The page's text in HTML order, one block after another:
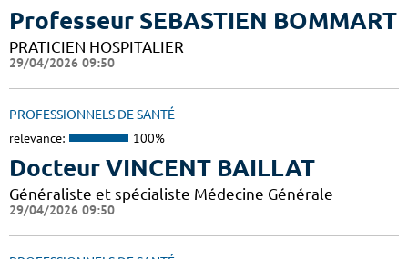
Professeur SEBASTIEN BOMMART
PRATICIEN HOSPITALIER
29/04/2026 09:50
PROFESSIONNELS DE SANTÉ
relevance: 100%
Docteur VINCENT BAILLAT
Généraliste et spécialiste Médecine Générale
29/04/2026 09:50